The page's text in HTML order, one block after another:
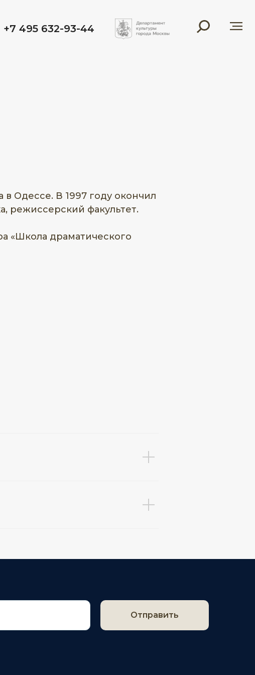
+7 495 632-93-44
в Одессе. В 1997 году окончил
режиссерский факультет.
«Школа драматического
Отправить